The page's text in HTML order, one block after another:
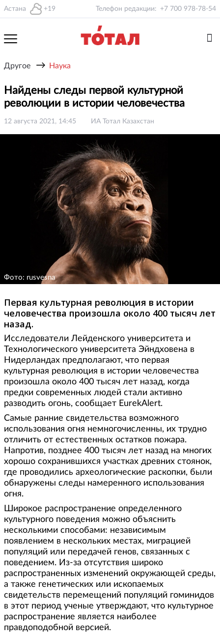
Астана +19 Телефон редакции: +7 700 978-78-54
Другое → Наука
Найдены следы первой культурной
революции в истории человечества
12 августа 2021, 14:45 ИА Тотал Казахстан
Фото: rusvesna
Первая культурная революция в истории
человечества произошла около 400 тысяч лет
назад.
Исследователи Лейденского университета и
Технологического университета Эйндховена в
Нидерландах предполагают, что первая
культурная революция в истории человечества
произошла около 400 тысяч лет назад, когда
предки современных людей стали активно
разводить огонь, сообщает EurekAlert.
Самые ранние свидетельства возможного
использования огня немногочисленны, их трудно
отличить от естественных остатков пожара.
Напротив, позднее 400 тысяч лет назад на многих
хорошо сохранившихся участках древних стоянок,
где проводились археологические раскопки, были
обнаружены следы намеренного использования
огня.
Широкое распространение определенного
культурного поведения можно объяснить
несколькими способами: независимым
появлением в нескольких местах, миграцией
популяций или передачей генов, связанных с
поведением. Из-за отсутствия широко
распространенных изменений окружающей среды,
а также генетических или ископаемых
свидетельств перемещений популяций гоминидов
в этот период ученые утверждают, что культурное
распространение является наиболее
правдоподобной версией.